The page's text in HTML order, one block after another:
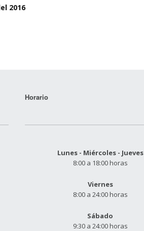
2016
Horario
Lunes - Miércoles - Jueves
8:00 a 18:00 horas
Viernes
8:00 a 24:00 horas
Sábado
9:30 a 24:00 horas